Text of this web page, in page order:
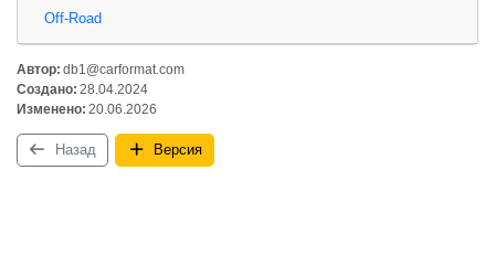
Off-Road
Автор: db1@carformat.com
Создано: 28.04.2024
Изменено: 20.06.2026
Назад Версия